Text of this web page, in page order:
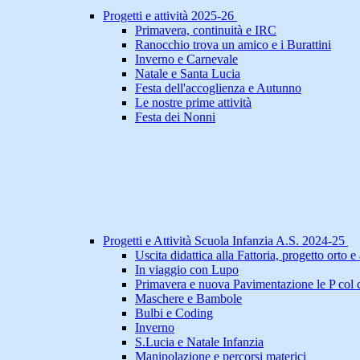
Progetti e attività 2025-26
Primavera, continuità e IRC
Ranocchio trova un amico e i Burattini
Inverno e Carnevale
Natale e Santa Lucia
Festa dell'accoglienza e Autunno
Le nostre prime attività
Festa dei Nonni
Progetti e Attività Scuola Infanzia A.S. 2024-25
Uscita didattica alla Fattoria, progetto orto e
In viaggio con Lupo
Primavera e nuova Pavimentazione le P col
Maschere e Bambole
Bulbi e Coding
Inverno
S.Lucia e Natale Infanzia
Manipolazione e percorsi materici